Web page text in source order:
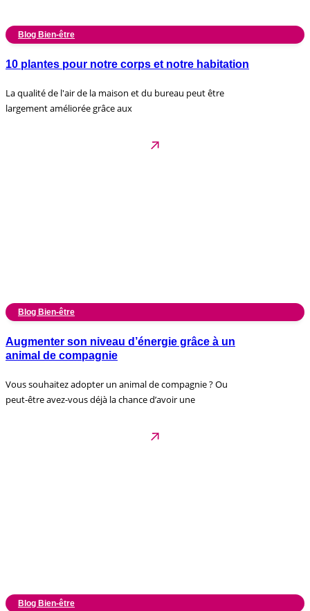
Blog Bien-être
10 plantes pour notre corps et notre habitation
La qualité de l'air de la maison et du bureau peut être
largement améliorée grâce aux
Blog Bien-être
Augmenter son niveau d’énergie grâce à un
animal de compagnie
Vous souhaitez adopter un animal de compagnie ? Ou
peut-être avez-vous déjà la chance d’avoir une
Blog Bien-être